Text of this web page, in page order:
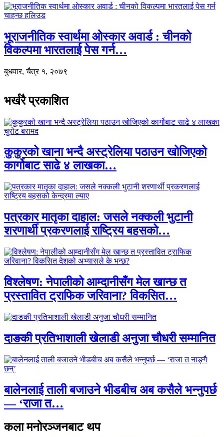
भूराजनीतिक स्वार्थमा ओस्कार अवार्ड : चीनको
विकल्पमा भारतलाई पेस गर्न…
बुधवार, चैत्र १, २०७९
भर्खरै प्रकाशित
कुकुरको खाना भन्दै अस्ट्रेलिया पठाउन खोजिएको
कार्गोबाट साढे ४ लाखका…
पत्रकार मातृका दाहाल: जसले नक्कली भुटानी
शरणार्थी प्रकरणलाई राष्ट्रिय बहसको…
विश्लेषण: नेपालीको आम्दानीसँग मेल खान्छ त
प्रस्तावित ट्राफिक जरिवाना? विकसित…
दाङकी प्रतिभाशाली खेलाडी अनुजा चौधरी सम्मानित
बालेनलाई ताली बजाउने भीडबीच अब कसैले भन्नुपर्छ
— ‘राजा त…
कला मनोरञ्जनबाट थप